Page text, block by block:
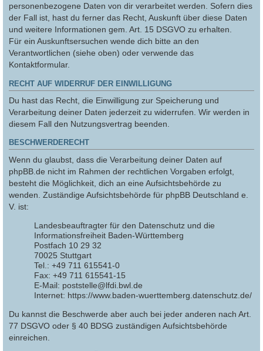
personenbezogene Daten von dir verarbeitet werden. Sofern dies
der Fall ist, hast du ferner das Recht, Auskunft über diese Daten
und weitere Informationen gem. Art. 15 DSGVO zu erhalten.
Für ein Auskunftsersuchen wende dich bitte an den
Verantwortlichen (siehe oben) oder verwende das
Kontaktformular.
RECHT AUF WIDERRUF DER EINWILLIGUNG
Du hast das Recht, die Einwilligung zur Speicherung und
Verarbeitung deiner Daten jederzeit zu widerrufen. Wir werden in
diesem Fall den Nutzungsvertrag beenden.
BESCHWERDERECHT
Wenn du glaubst, dass die Verarbeitung deiner Daten auf
phpBB.de nicht im Rahmen der rechtlichen Vorgaben erfolgt,
besteht die Möglichkeit, dich an eine Aufsichtsbehörde zu
wenden. Zuständige Aufsichtsbehörde für phpBB Deutschland e.
V. ist:
Landesbeauftragter für den Datenschutz und die
Informationsfreiheit Baden-Württemberg
Postfach 10 29 32
70025 Stuttgart
Tel.: +49 711 615541-0
Fax: +49 711 615541-15
E-Mail: poststelle@lfdi.bwl.de
Internet: https://www.baden-wuerttemberg.datenschutz.de/
Du kannst die Beschwerde aber auch bei jeder anderen nach Art.
77 DSGVO oder § 40 BDSG zuständigen Aufsichtsbehörde
einreichen.